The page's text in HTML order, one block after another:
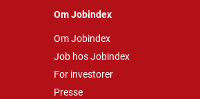
Om Jobindex
Om Jobindex
Job hos Jobindex
For investorer
Presse